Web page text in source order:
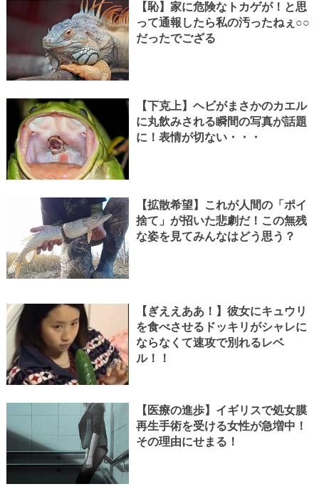
【恥】家に危険なトカゲが！と思
って通報したら私の汚ったねぇ○○
だったでござる
【下克上】ヘビがまさかのカエル
に丸飲みされる瞬間の写真が話題
に！表情が切ない・・・
【拡散希望】これが人間の「ポイ
捨て」が招いた悲劇だ！この無残
な姿を見てみんなはどう思う？
【ぎええああ！】彼女にキュウリ
を食べさせるドッキリがシャレに
ならなくて速攻で別れるレベ
ル！！
【医療の進歩】イギリスで処女膜
再生手術を受ける女性が急増中！
その理由にせまる！